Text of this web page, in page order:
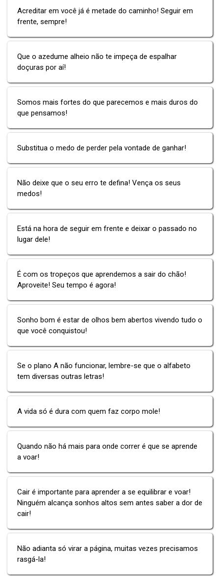
Acreditar em você já é metade do caminho! Seguir em
frente, sempre!
Que o azedume alheio não te impeça de espalhar
doçuras por aí!
Somos mais fortes do que parecemos e mais duros do
que pensamos!
Substitua o medo de perder pela vontade de ganhar!
Não deixe que o seu erro te defina! Vença os seus
medos!
Está na hora de seguir em frente e deixar o passado no
lugar dele!
É com os tropeços que aprendemos a sair do chão!
Aproveite! Seu tempo é agora!
Sonho bom é estar de olhos bem abertos vivendo tudo o
que você conquistou!
Se o plano A não funcionar, lembre-se que o alfabeto
tem diversas outras letras!
A vida só é dura com quem faz corpo mole!
Quando não há mais para onde correr é que se aprende
a voar!
Cair é importante para aprender a se equilibrar e voar!
Ninguém alcança sonhos altos sem antes saber a dor de
cair!
Não adianta só virar a página, muitas vezes precisamos
rasgá-la!